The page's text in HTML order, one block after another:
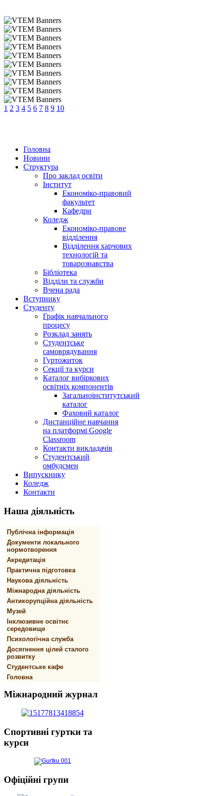
1 2 3 4 5 6 7 8 9 10
Головна
Новини
Структура
Про заклад освіти
Інститут
Економіко-правовий
факультет
Кафедри
Коледж
Економіко-правове
відділення
Відділення харчових
технологій та
товарознавства
Бібліотека
Відділи та служби
Вчена рада
Вступнику
Студенту
Графік навчального
процесу
Розклад занять
Студентське
самоврядування
Гуртожиток
Секції та курси
Каталог вибіркових
освітніх компонентів
Загальноінститутський
каталог
Фаховий каталог
Дистанційне навчання
на платформі Google
Classroom
Контакти викладачів
Студентський
омбудсмен
Випускнику
Коледж
Контакти
Наша діяльність
Публічна інформація
Документи локального
нормотворення
Акредитація
Практична підготовка
Наукова діяльність
Міжнародна діяльність
Антикорупційна діяльність
Музей
Інклюзивне освітнє
середовище
Психологічна служба
Досягнення цілей сталого
розвитку
Студентське кафе
Головна
Міжнародний журнал
Спортивнi гуртки та
курси
Офіційні групи